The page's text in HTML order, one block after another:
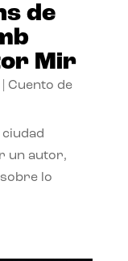
de
Mir
Cuento de
un autor,
lo